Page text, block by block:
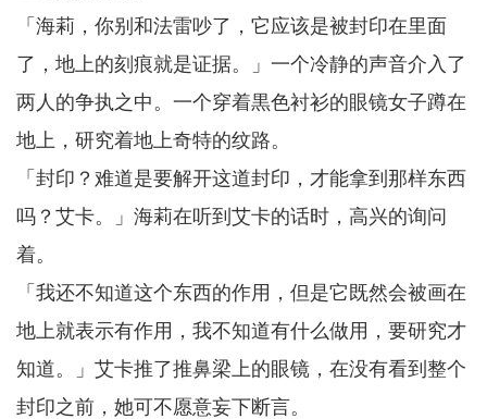
「海莉，你别和法雷吵了，它应该是被封印在里面
了，地上的刻痕就是证据。」一个冷静的声音介入了
两人的争执之中。一个穿着黒色衬衫的眼镜女子蹲在
地上，研究着地上奇特的纹路。
「封印？难道是要解开这道封印，才能拿到那样东西
吗？艾卡。」海莉在听到艾卡的话时，高兴的询问
着。
「我还不知道这个东西的作用，但是它既然会被画在
地上就表示有作用，我不知道有什么做用，要研究才
知道。」艾卡推了推鼻梁上的眼镜，在没有看到整个
封印之前，她可不愿意妄下断言。